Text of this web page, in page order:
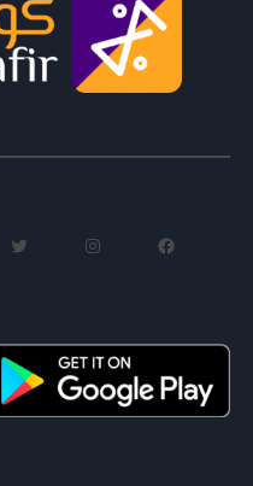
فيسبوك إنستجرام